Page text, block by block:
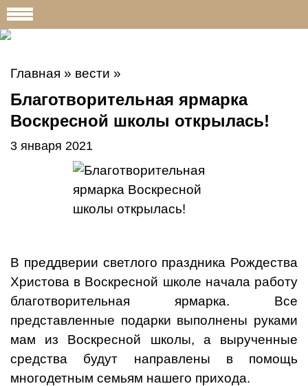
Главная » вести »
Благотворительная ярмарка
Воскресной школы открылась!
3 января 2021
В преддверии светлого праздника Рождества
Христова в Воскресной школе начала работу
благотворительная ярмарка. Все
представленные подарки выполнены руками
мам из Воскресной школы, а вырученные
средства будут направлены в помощь
многодетным семьям нашего прихода.